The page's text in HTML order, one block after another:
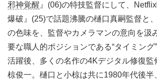
邪神覚醒 』(06)の特技監督にして、
爆破』(25)で話題沸騰の樋口真嗣監督と
の色味を、監督やカメラマンの意向を汲
要な職人的ポジションである“タイミング
活躍後、多くの名作の4Kデジタル修復監
椋俊一。樋口と小椋は共に1980年代後半